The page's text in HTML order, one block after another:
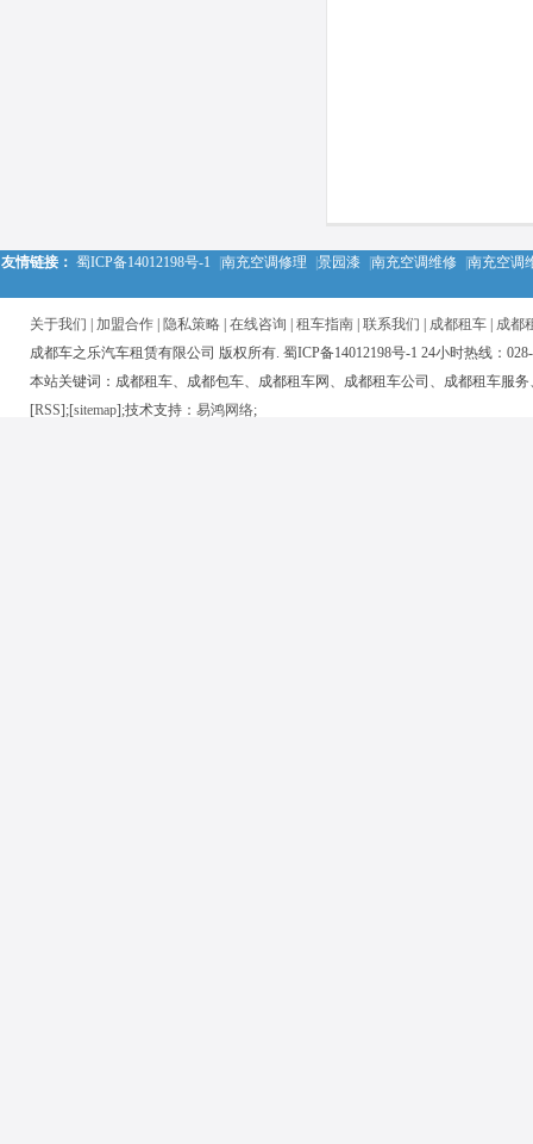
友情链接： 蜀ICP备14012198号-1 南充空调修理 景园漆 南充空调维修 南充空调
关于我们 加盟合作 隐私策略 在线咨询 租车指南 联系我们 成都租车
成都
成都车之乐汽车租赁有限公司 版权所有. 蜀ICP备14012198号-1 24小时热线：
本站关键词：成都租车、成都包车、成都租车网、成都租车公司、成都租车服
[RSS];[sitemap];技术支持： 易鸿网络;